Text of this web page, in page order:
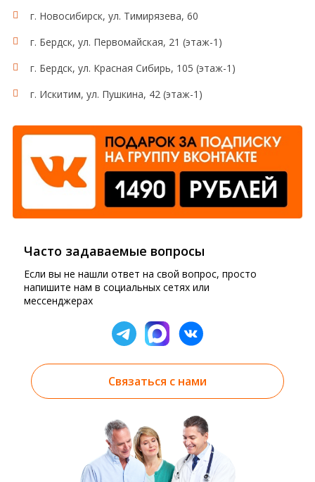
г. Новосибирск, ул. Тимирязева, 60
г. Бердск, ул. Первомайская, 21 (этаж-1)
г. Бердск, ул. Красная Сибирь, 105 (этаж-1)
г. Искитим, ул. Пушкина, 42 (этаж-1)
Часто задаваемые вопросы
Если вы не нашли ответ на свой вопрос, просто
напишите нам в социальных сетях или
мессенджерах
Связаться с нами